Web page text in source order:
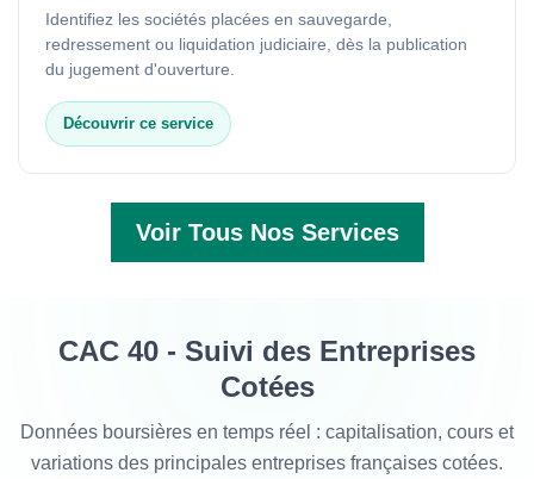
Identifiez les sociétés placées en sauvegarde,
redressement ou liquidation judiciaire, dès la publication
du jugement d'ouverture.
Découvrir ce service
Voir Tous Nos Services
CAC 40 - Suivi des Entreprises
Cotées
Données boursières en temps réel : capitalisation, cours et
variations des principales entreprises françaises cotées.